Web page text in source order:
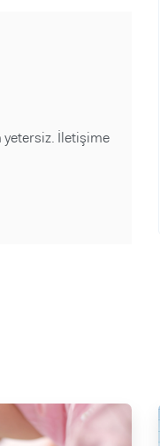
yetersiz. İletişime